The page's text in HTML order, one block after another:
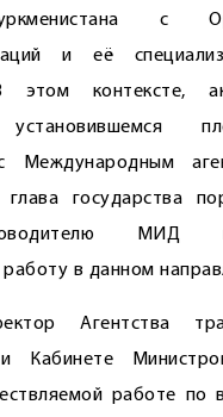
с
и её
этом контексте,
Международным
глава государства
МИД
в данном
Агентства
Кабинете
работе по